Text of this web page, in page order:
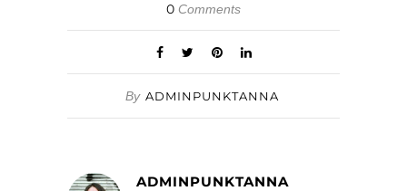
0 Comments
By ADMINPUNKTANNA
ADMINPUNKTANNA